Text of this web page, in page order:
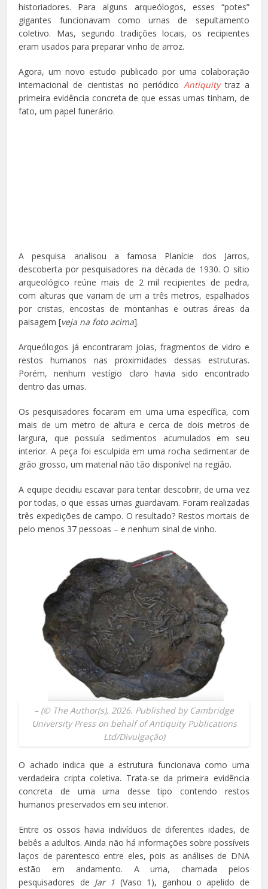
historiadores. Para alguns arqueólogos, esses “potes”
gigantes funcionavam como urnas de sepultamento
coletivo. Mas, segundo tradições locais, os recipientes
eram usados para preparar vinho de arroz.
Agora, um novo estudo publicado por uma colaboração
internacional de cientistas no periódico Antiquity traz a
primeira evidência concreta de que essas urnas tinham, de
fato, um papel funerário.
A pesquisa analisou a famosa Planície dos Jarros,
descoberta por pesquisadores na década de 1930. O sítio
arqueológico reúne mais de 2 mil recipientes de pedra,
com alturas que variam de um a três metros, espalhados
por cristas, encostas de montanhas e outras áreas da
paisagem [veja na foto acima].
Arqueólogos já encontraram joias, fragmentos de vidro e
restos humanos nas proximidades dessas estruturas.
Porém, nenhum vestígio claro havia sido encontrado
dentro das urnas.
Os pesquisadores focaram em uma urna específica, com
mais de um metro de altura e cerca de dois metros de
largura, que possuía sedimentos acumulados em seu
interior. A peça foi esculpida em uma rocha sedimentar de
grão grosso, um material não tão disponível na região.
A equipe decidiu escavar para tentar descobrir, de uma vez
por todas, o que essas urnas guardavam. Foram realizadas
três expedições de campo. O resultado? Restos mortais de
pelo menos 37 pessoas – e nenhum sinal de vinho.
– (© The Author(s), 2026. Published by Cambridge
University Press on behalf of Antiquity Publications
Ltd/Divulgação)
O achado indica que a estrutura funcionava como uma
verdadeira cripta coletiva. Trata-se da primeira evidência
concreta de uma urna desse tipo contendo restos
humanos preservados em seu interior.
Entre os ossos havia indivíduos de diferentes idades, de
bebês a adultos. Ainda não há informações sobre possíveis
laços de parentesco entre eles, pois as análises de DNA
estão em andamento. A urna, chamada pelos
pesquisadores de Jar 1 (Vaso 1), ganhou o apelido de